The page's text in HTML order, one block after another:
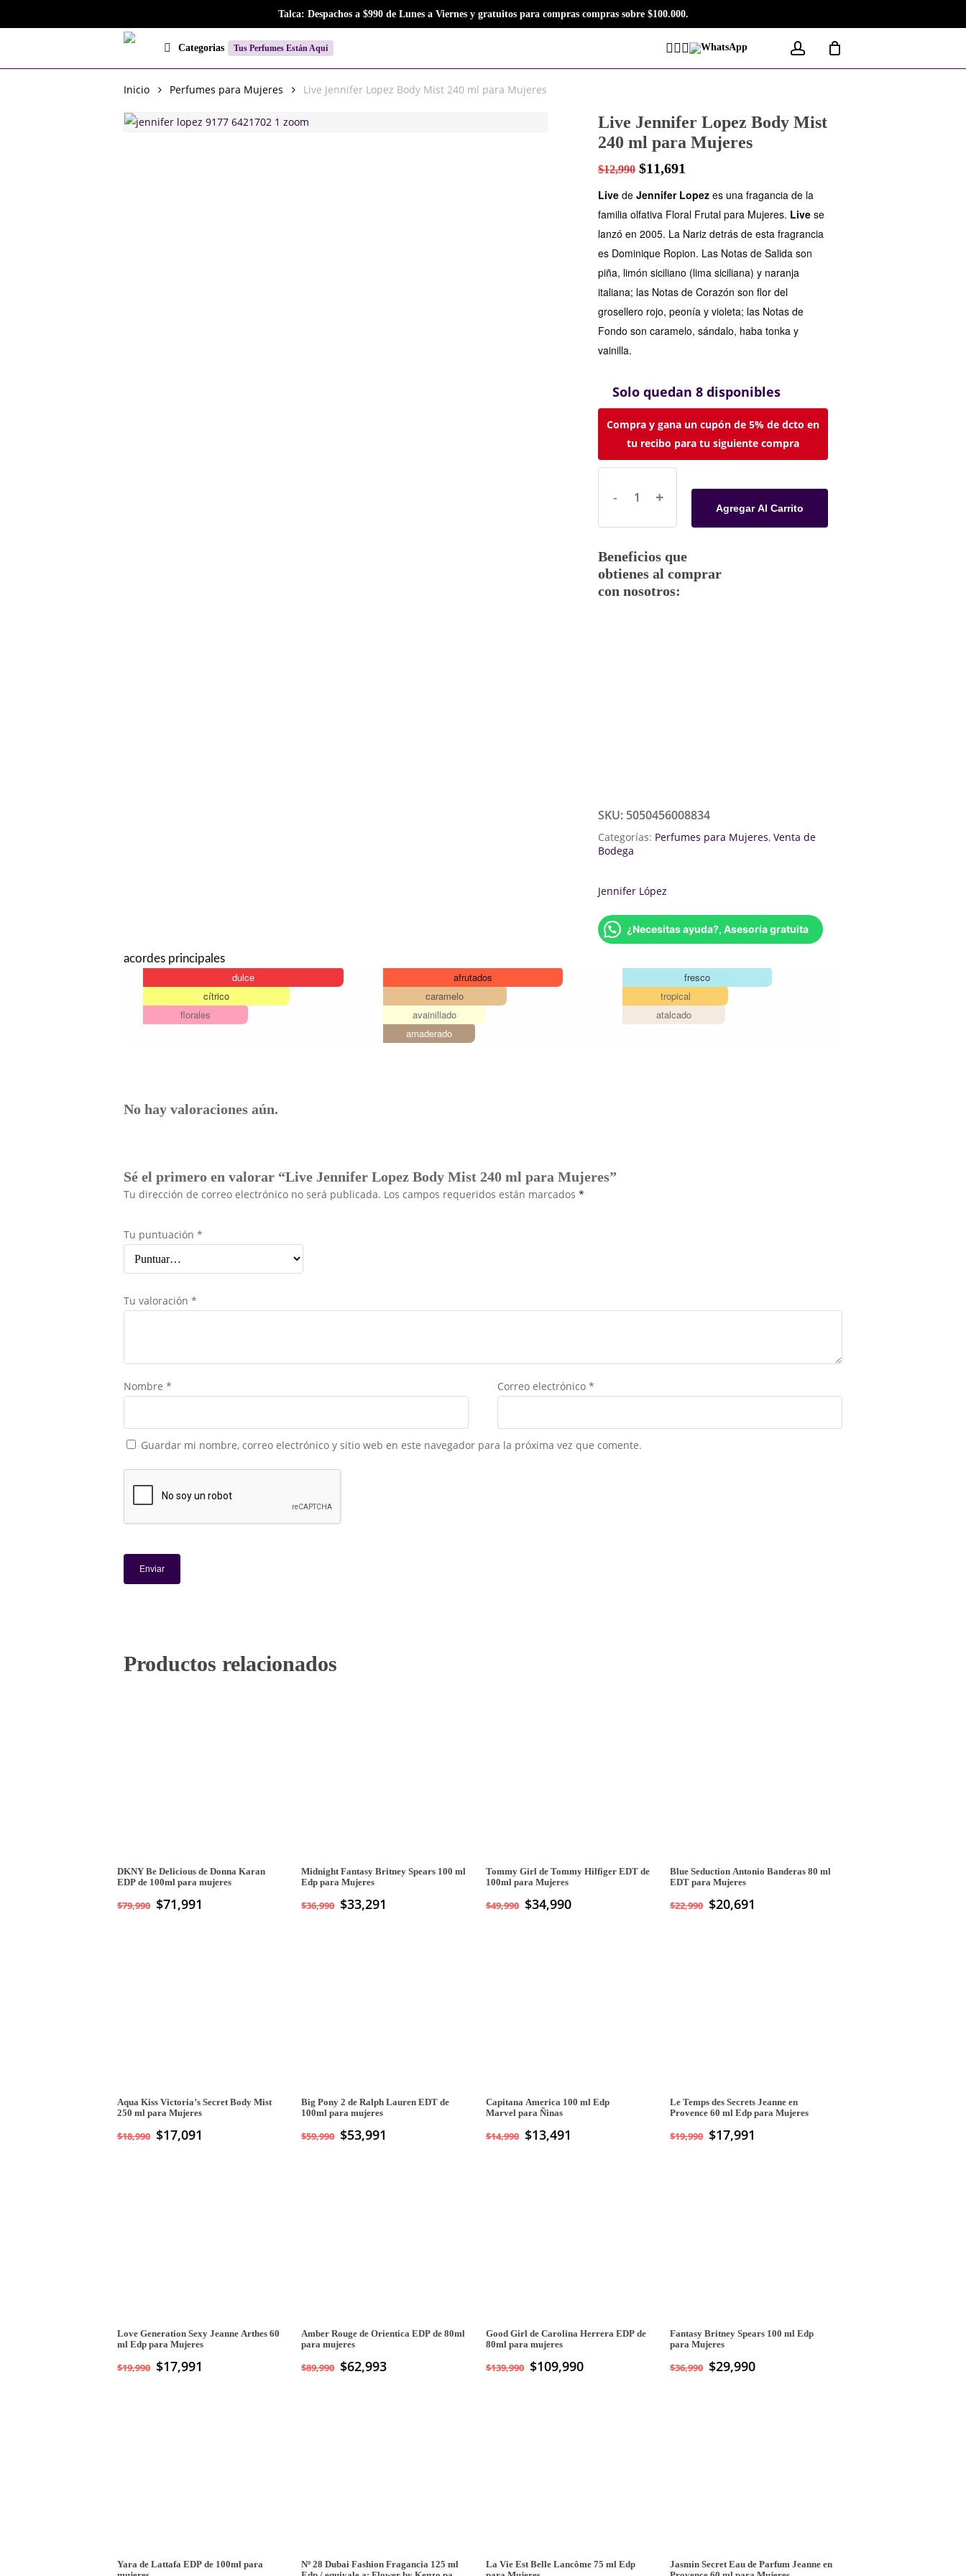
to
Talca: Despachos a $990 de Lunes a Viernes y gratuitos para compras compras sobre $100.000.
Categorias Tus Perfumes Están Aquí account
Facebook
Instagram
Tiktok
WhatsApp
Cart
Inicio Perfumes para Mujeres Live Jennifer Lopez Body Mist 240 ml para Mujeres
Live Jennifer Lopez Body Mist
240 ml para Mujeres
$12,990 $11,691
Live de Jennifer Lopez es una fragancia de la
familia olfativa Floral Frutal para Mujeres. Live se
lanzó en 2005. La Nariz detrás de esta fragrancia
es Dominique Ropion. Las Notas de Salida son
piña, limón siciliano (lima siciliana) y naranja
italiana; las Notas de Corazón son flor del
grosellero rojo, peonía y violeta; las Notas de
Fondo son caramelo, sándalo, haba tonka y
vainilla.
Solo quedan 8 disponibles
Compra y gana un cupón de 5% de dcto en
tu recibo para tu siguiente compra
Agregar Al Carrito
Beneficios que
obtienes al comprar
con nosotros:
SKU: 5050456008834
Categorías: Perfumes para Mujeres, Venta de
Bodega
Jennifer López
¿Necesitas ayuda?, Asesoría gratuita
acordes principales
dulce afrutados
fresco
cítrico
caramelo
tropical
florales
avainillado
atalcado
amaderado
No hay valoraciones aún.
Sé el primero en valorar “Live Jennifer Lopez Body Mist 240 ml para Mujeres”
Tu dirección de correo electrónico no será publicada. Los campos requeridos están marcados *
Tu puntuación *
Tu valoración *
Nombre * Correo electrónico *
Guardar mi nombre, correo electrónico y sitio web en este navegador para la próxima vez que comente.
Productos relacionados
DKNY Be Delicious de Donna Karan
EDP de 100ml para mujeres
$79,990 $71,991
Midnight Fantasy Britney Spears 100 ml
Edp para Mujeres
$36,990 $33,291
Tommy Girl de Tommy Hilfiger EDT de
100ml para Mujeres
$49,990 El
$34,990El
Blue Seduction Antonio Banderas 80 ml
EDT para Mujeres
$22,990 $20,691
Aqua Kiss Victoria’s Secret Body Mist
250 ml para Mujeres
$18,990 $17,091
Big Pony 2 de Ralph Lauren EDT de
100ml para mujeres
$59,990 $53,991
Capitana America 100 ml Edp
Marvel para Ñinas
$14,990 $13,491
Le Temps des Secrets Jeanne en
Provence 60 ml Edp para Mujeres
$19,990 $17,991
Love Generation Sexy Jeanne Arthes 60
ml Edp para Mujeres
$19,990 $17,991
Amber Rouge de Orientica EDP de 80ml
para mujeres
$89,990 $62,993
Good Girl de Carolina Herrera EDP de
80ml para mujeres
$139,990 El
$109,990El
Fantasy Britney Spears 100 ml Edp
para Mujeres
$36,990 El
$29,990El
Yara de Lattafa EDP de 100ml para
Nº 28 Dubai Fashion Fragancia 125 ml
La Vie Est Belle Lancôme 75 ml Edp
Jasmin Secret Eau de Parfum Jeanne en